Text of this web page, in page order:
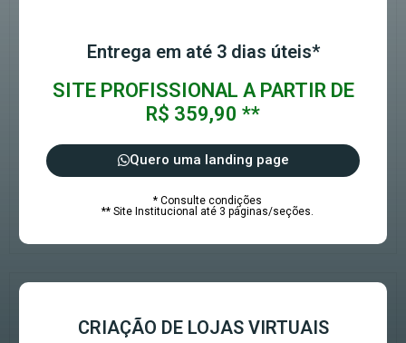
Entrega em até 3 dias úteis*
SITE PROFISSIONAL A PARTIR DE
R$ 359,90 **
Quero uma landing page
* Consulte condições
** Site Institucional até 3 páginas/seções.
CRIAÇÃO DE LOJAS VIRTUAIS